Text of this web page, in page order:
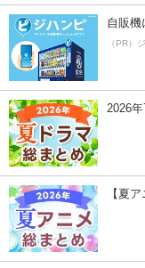
自販機
（PR）
2026
【夏